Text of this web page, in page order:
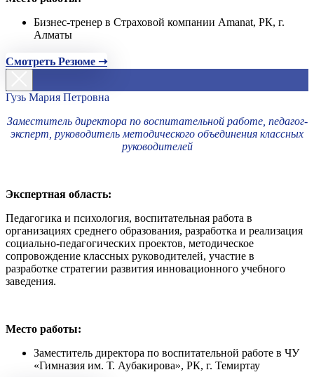
Бизнес-тренер в Страховой компании Amanat, РК, г.
Алматы
Смотреть Резюме ➝
Гузь Мария Петровна
Заместитель директора по воспитательной работе, педагог-
эксперт, руководитель методического объединения классных
руководителей
Экспертная область:
Педагогика и психология, воспитательная работа в
организациях среднего образования, разработка и реализация
социально-педагогических проектов, методическое
сопровождение классных руководителей, участие в
разработке стратегии развития инновационного учебного
заведения.
Место работы:
Заместитель директора по воспитательной работе в ЧУ
«Гимназия им. Т. Аубакирова», РК, г. Темиртау